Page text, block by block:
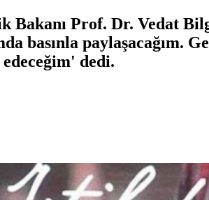
Bakanı Prof. Dr. Vedat
basınla paylaşacağım.
dedi.